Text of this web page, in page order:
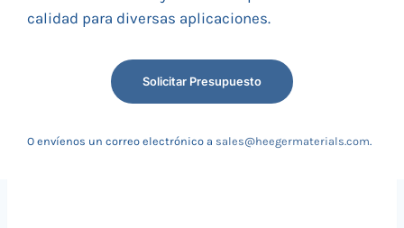
calidad para diversas aplicaciones.
Solicitar Presupuesto
O envíenos un correo electrónico a sales@heegermaterials.com.